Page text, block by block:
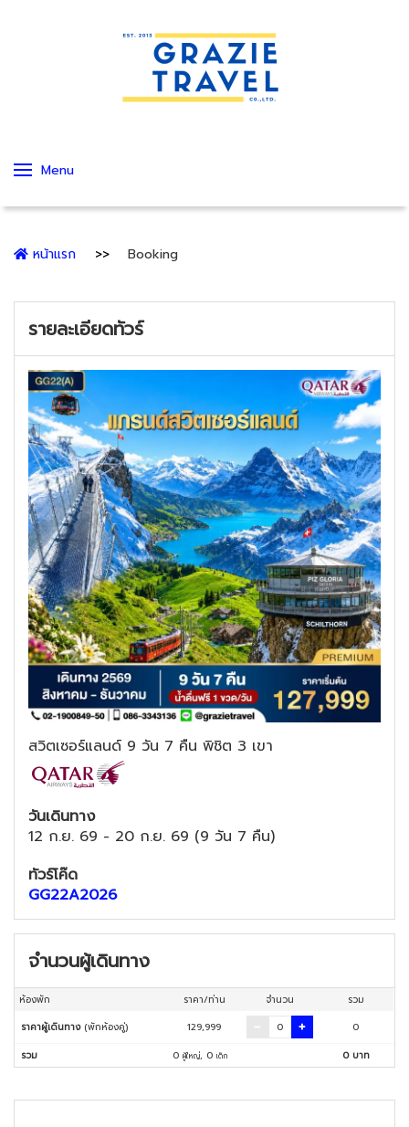
Menu
หน้าแรก Booking
รายละเอียดทัวร์
สวิตเซอร์แลนด์ 9 วัน 7 คืน พิชิต 3 เขา
วันเดินทาง
12 ก.ย. 69 - 20 ก.ย. 69 (9 วัน 7 คืน)
ทัวร์โค๊ด
GG22A2026
จำนวนผู้เดินทาง
ห้องพัก ราคา/ท่าน จำนวน
รวม
ราคาผู้เดินทาง (พักห้องคู่) 129,999 0
รวม 0 ผู้ใหญ่, 0 เด็ก 0 บาท